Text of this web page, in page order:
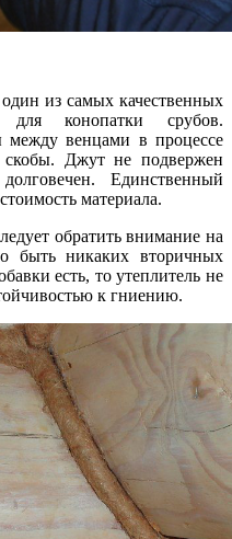
из самых качественных
для конопатки срубов.
между венцами в процессе
скобы. Джут не подвержен
Единственный
материала.
обратить внимание на
быть никаких вторичных
есть, то утеплитель не
к гниению.